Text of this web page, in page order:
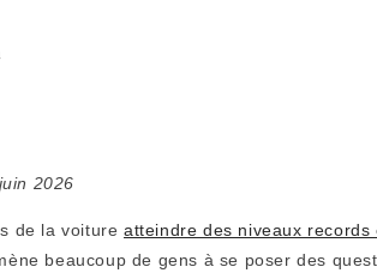
2026
de la voitureatteindre des niveaux records
beaucoup de gens à se poser des